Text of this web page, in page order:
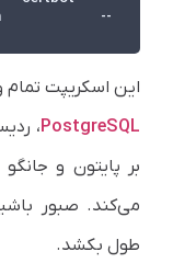
--
این اسکریپت تمام
PostgreSQL
بر پایتون و
می‌کند. صبور
طول بکشد.